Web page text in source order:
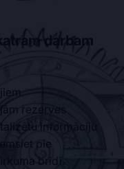
darbam
rezerves
informāciju
pie
brīdī.